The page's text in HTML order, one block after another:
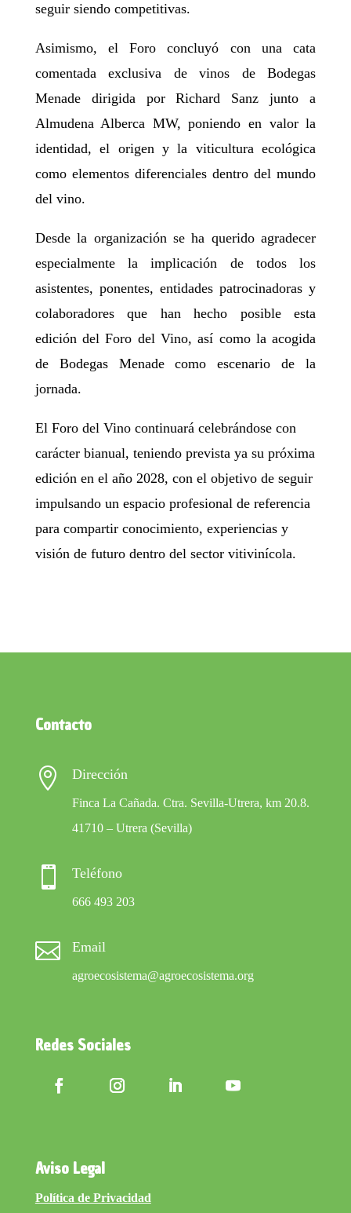
seguir siendo competitivas.
Asimismo, el Foro concluyó con una cata
comentada exclusiva de vinos de Bodegas
Menade dirigida por Richard Sanz junto a
Almudena Alberca MW, poniendo en valor la
identidad, el origen y la viticultura ecológica
como elementos diferenciales dentro del mundo
del vino.
Desde la organización se ha querido agradecer
especialmente la implicación de todos los
asistentes, ponentes, entidades patrocinadoras y
colaboradores que han hecho posible esta
edición del Foro del Vino, así como la acogida
de Bodegas Menade como escenario de la
jornada.
El Foro del Vino continuará celebrándose con
carácter bianual, teniendo prevista ya su próxima
edición en el año 2028, con el objetivo de seguir
impulsando un espacio profesional de referencia
para compartir conocimiento, experiencias y
visión de futuro dentro del sector vitivinícola.
Contacto
 Dirección
Finca La Cañada. Ctra. Sevilla-Utrera, km 20.8.
41710 – Utrera (Sevilla)
 Teléfono
666 493 203
 Email
agroecosistema@agroecosistema.org
Redes Sociales
Aviso Legal
Política de Privacidad